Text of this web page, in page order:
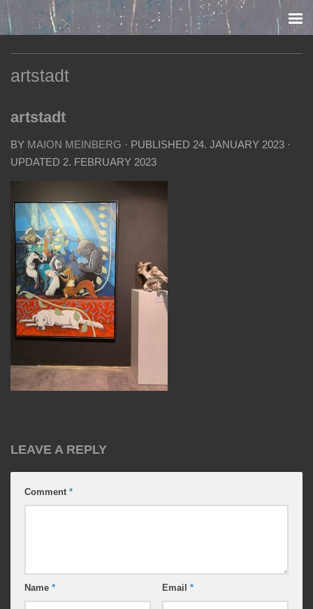
Skip to content
artstadt
artstadt
BY MAION MEINBERG · PUBLISHED 24. JANUARY 2023 ·
UPDATED 2. FEBRUARY 2023
LEAVE A REPLY
Comment *
Name * Email *